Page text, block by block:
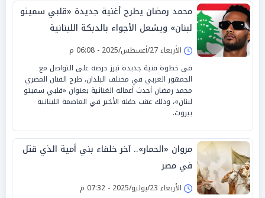
محمد رمضان يطرح أغنية جديدة «قلبي سميتو
لبنان» ويشعل الأجواء بالدبكة اللبنانية
الأربعاء 27/أغسطس/2025 - 06:08 م
في خطوة فنية جديدة تبرز حرصه على التواصل مع
الجمهور العربي في مختلف البلدان، طرح الفنان المصري
محمد رمضان أحدث أعماله الغنائية بعنوان «قلبي سميتو
لبنان»، وذلك عقب حفله الأخير في العاصمة اللبنانية
بيروت.
مروان «الحمار».. آخر خلفاء بني أمية الذي قتل
في مصر
الأربعاء 23/يوليو/2025 - 07:32 م